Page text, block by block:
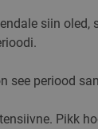
siin oled,
see periood
Pikk